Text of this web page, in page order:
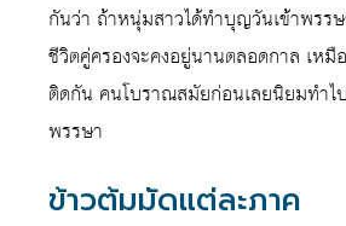
กันว่า ถ้าหนุ่มสาวได้ทำบุญวันเข้าพรร
ชีวิตคู่ครองจะคงอยู่นานตลอดกาล เห
ติดกัน คนโบราณสมัยก่อนเลยนิยมทำไ
พรรษา
ข้าวต้มมัดแต่ละภาค